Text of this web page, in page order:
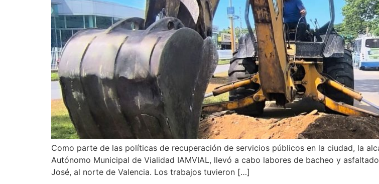
Como parte de las políticas de recuperación de servicios públicos en la ciudad, la
Autónomo Municipal de Vialidad IAMVIAL, llevó a cabo labores de bacheo y
José, al norte de Valencia. Los trabajos tuvieron […]